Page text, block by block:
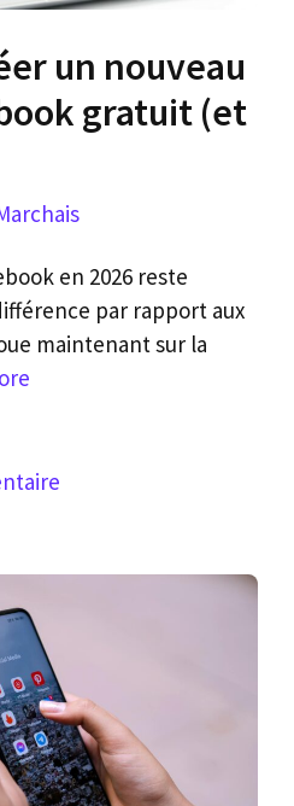
un nouveau
gratuit (et
en 2026 reste
par rapport aux
maintenant sur la